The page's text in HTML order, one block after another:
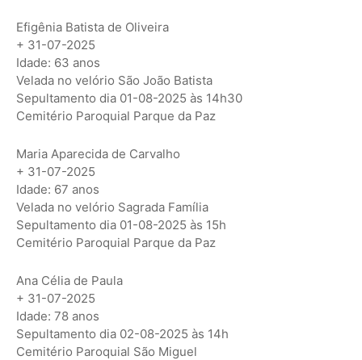
Efigênia Batista de Oliveira
+ 31-07-2025
Idade: 63 anos
Velada no velório São João Batista
Sepultamento dia 01-08-2025 às 14h30
Cemitério Paroquial Parque da Paz
Maria Aparecida de Carvalho
+ 31-07-2025
Idade: 67 anos
Velada no velório Sagrada Família
Sepultamento dia 01-08-2025 às 15h
Cemitério Paroquial Parque da Paz
Ana Célia de Paula
+ 31-07-2025
Idade: 78 anos
Sepultamento dia 02-08-2025 às 14h
Cemitério Paroquial São Miguel